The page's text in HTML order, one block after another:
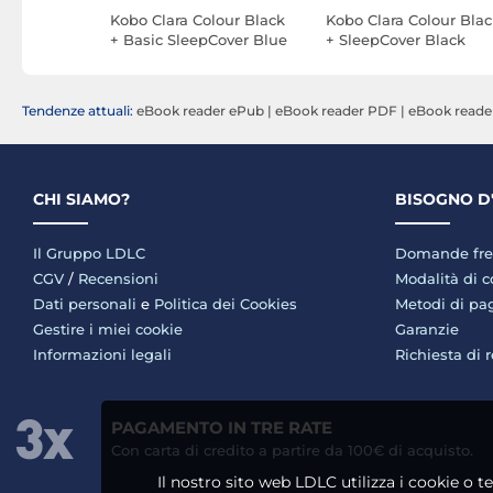
Il nostro sito web LDLC utilizza i cookie o
Kobo Clara Colour Black
+ Basic SleepCover Blue
Kobo Clara Colour
+ SleepCover Black
Tendenze attuali: eBook reader ePub | eBook reader PDF | eBook
CHI SIAMO?
Il Gruppo LDLC
CGV / Recensioni
Dati personali e Politica dei Cookies
Gestire i miei cookie
Informazioni legali
BISOGNO
Domande
Modalità di
Metodi di
Garanzie
Richiesta di
PAGAMENTO IN TRE RATE
Con carta di credito a partire da 100€ di acquisto.